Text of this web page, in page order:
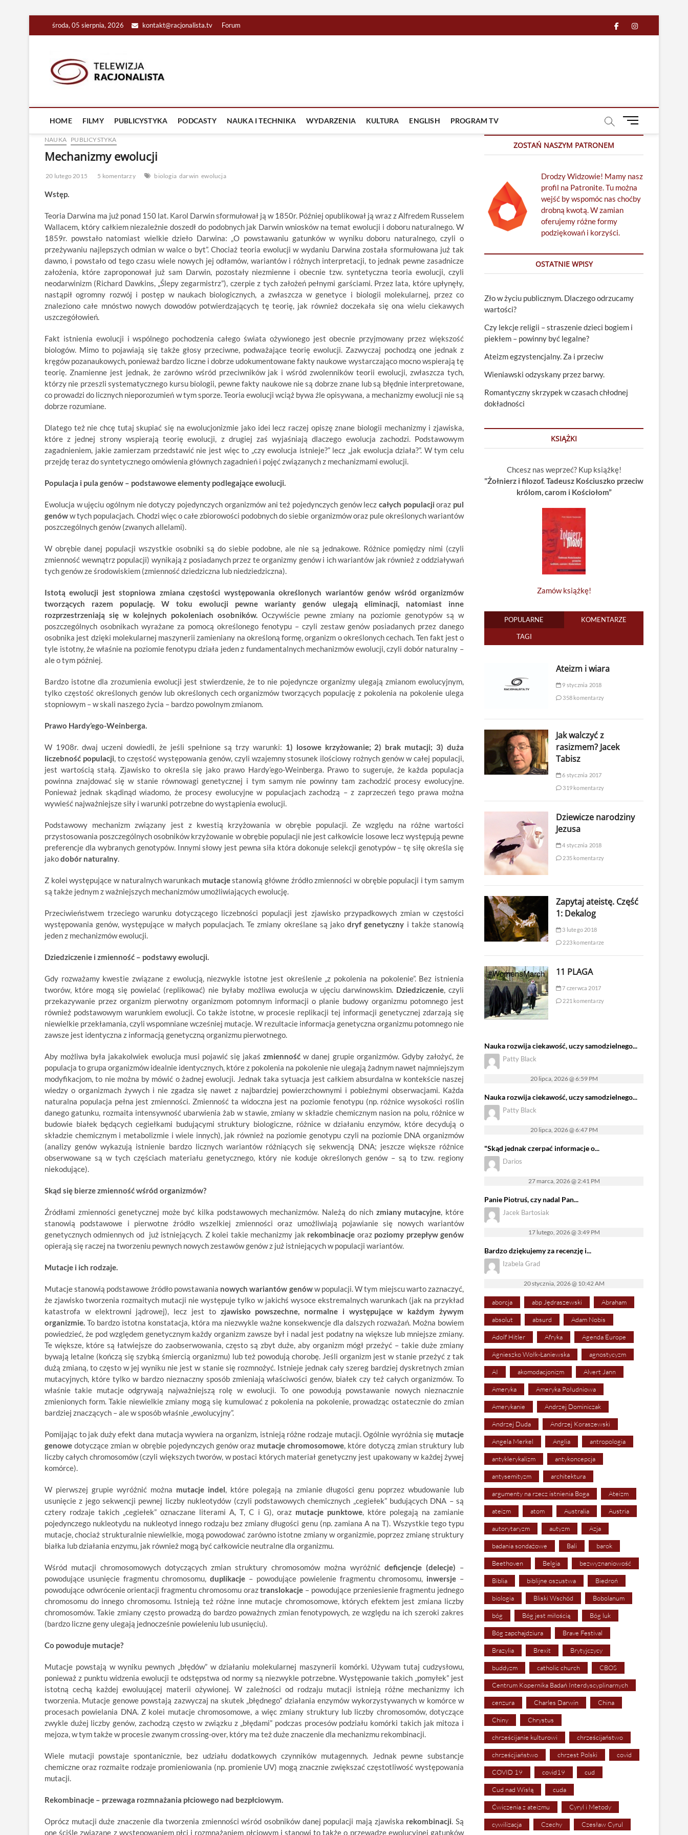
środa, 05 sierpnia, 2026 kontakt@racjonalista.tv Forum facebook
in
HOME FILMY PUBLICYSTYKA PODCASTY NAUKA I TECHNIKA WYDARZENIA KULTURA ENGLISH PROGRAM TV
M
u
u
t
t
NAUKA PUBLICYSTYKA
Mechanizmy ewolucji
20 lutego 2015 5 komentarzy biologia darwin ewolucja
Wstęp.
Teoria Darwina ma już ponad 150 lat. Karol Darwin sformułował ją w 1850r. Później opublikował ją wraz z Alfredem Russelem
Wallacem, który całkiem niezależnie doszedł do podobnych jak Darwin wniosków na temat ewolucji i doboru naturalnego. W
1859r. powstało natomiast wielkie dzieło Darwina: „O powstawaniu gatunków w wyniku doboru naturalnego, czyli o
przeżywaniu najlepszych odmian w walce o byt”. Chociaż teoria ewolucji w wydaniu Darwina została sformułowana już tak
dawno, i powstało od tego czasu wiele nowych jej odłamów, wariantów i różnych interpretacji, to jednak pewne zasadnicze
założenia, które zaproponował już sam Darwin, pozostały niezmienne i obecnie tzw. syntetyczna teoria ewolucji, czyli
neodarwinizm (Richard Dawkins, „Ślepy zegarmistrz”), czerpie z tych założeń pełnymi garściami. Przez lata, które upłynęły,
nastąpił ogromny rozwój i postęp w naukach biologicznych, a zwłaszcza w genetyce i biologii molekularnej, przez co
znaleziono całe mnóstwo nowych dowodów potwierdzających tę teorię, jak również doczekała się ona wielu ciekawych
uszczegółowień.
Fakt istnienia ewolucji i wspólnego pochodzenia całego świata ożywionego jest obecnie przyjmowany przez większość
biologów. Mimo to pojawiają się także głosy przeciwne, podważające teorię ewolucji. Zazwyczaj pochodzą one jednak z
kręgów pozanaukowych, ponieważ bardzo liczne i dobrze udokumentowane fakty naukowe wystarczająco mocno wspierają tę
teorię. Znamienne jest jednak, że zarówno wśród przeciwników jak i wśród zwolenników teorii ewolucji, zwłaszcza tych,
którzy nie przeszli systematycznego kursu biologii, pewne fakty naukowe nie są dobrze znane lub są błędnie interpretowane,
co prowadzi do licznych nieporozumień w tym sporze. Teoria ewolucji wciąż bywa źle opisywana, a mechanizmy ewolucji nie są
dobrze rozumiane.
Dlatego też nie chcę tutaj skupiać się na ewolucjonizmie jako idei lecz raczej opiszę znane biologii mechanizmy i zjawiska,
które z jednej strony wspierają teorię ewolucji, z drugiej zaś wyjaśniają dlaczego ewolucja zachodzi. Podstawowym
zagadnieniem, jakie zamierzam przedstawić nie jest więc to „czy ewolucja istnieje?” lecz „jak ewolucja działa?”. W tym celu
przejdę teraz do syntetycznego omówienia głównych zagadnień i pojęć związanych z mechanizmami ewolucji.
Populacja i pula genów – podstawowe elementy podlegające ewolucji.
Ewolucja w ujęciu ogólnym nie dotyczy pojedynczych organizmów ani też pojedynczych genów lecz całych populacji oraz pul
genóww tych populacjach. Chodzi więc o całe zbiorowości podobnych do siebie organizmów oraz pule określonych wariantów
poszczególnych genów (zwanych allelami).
W obrębie danej populacji wszystkie osobniki są do siebie podobne, ale nie są jednakowe. Różnice pomiędzy nimi (czyli
zmienność wewnątrz populacji) wynikają z posiadanych przez te organizmy genów i ich wariantów jak również z oddziaływań
tych genów ze środowiskiem (zmienność dziedziczna lub niedziedziczna).
Istotą ewolucji jest stopniowa zmiana częstości występowania określonych wariantów genów wśród organizmów
tworzących razem populację. W toku ewolucji pewne warianty genów ulegają eliminacji, natomiast inne
rozprzestrzeniają się w kolejnych pokoleniach osobników. Oczywiście pewne zmiany na poziomie genotypów są w
poszczególnych osobnikach wyrażane za pomocą określonego fenotypu – czyli zestaw genów posiadanych przez danego
osobnika jest dzięki molekularnej maszynerii zamieniany na określoną formę, organizm o określonych cechach. Ten fakt jest o
tyle istotny, że właśnie na poziomie fenotypu działa jeden z fundamentalnych mechanizmów ewolucji, czyli dobór naturalny –
ale o tym później.
Bardzo istotne dla zrozumienia ewolucji jest stwierdzenie, że to nie pojedyncze organizmy ulegają zmianom ewolucyjnym,
tylko częstość określonych genów lub określonych cech organizmów tworzących populację z pokolenia na pokolenie ulega
stopniowym – w skali naszego życia – bardzo powolnym zmianom.
Prawo Hardy’ego-Weinberga.
W 1908r. dwaj uczeni dowiedli, że jeśli spełnione są trzy warunki: 1) losowe krzyżowanie; 2) brak mutacji; 3) duża
liczebność populacji, to częstość występowania genów, czyli wzajemny stosunek ilościowy rożnych genów w całej populacji,
jest wartością stałą. Zjawisko to określa się jako prawo Hardy’ego-Weinberga. Prawo to sugeruje, że każda populacja
powinna znajdować się w stanie równowagi genetycznej i tym samym nie powinny tam zachodzić procesy ewolucyjne.
Ponieważ jednak skądinąd wiadomo, że procesy ewolucyjne w populacjach zachodzą – z zaprzeczeń tego prawa można
wywieść najważniejsze siły i warunki potrzebne do wystąpienia ewolucji.
Podstawowy mechanizm związany jest z kwestią krzyżowania w obrębie populacji. Ze względu na różne wartości
przystosowania poszczególnych osobników krzyżowanie w obrębie populacji nie jest całkowicie losowe lecz występują pewne
preferencje dla wybranych genotypów. Innymi słowy jest pewna siła która dokonuje selekcji genotypów – tę siłę określa się
jakodobór naturalny.
Z kolei występujące w naturalnych warunkach mutacjestanowią główne źródło zmienności w obrębie populacji i tym samym
są także jednym z ważniejszych mechanizmów umożliwiających ewolucję.
Przeciwieństwem trzeciego warunku dotyczącego liczebności populacji jest zjawisko przypadkowych zmian w częstości
występowania genów, występujące w małych populacjach. Te zmiany określane są jakodryf genetyczny i także stanowią
jeden z mechanizmów ewolucji.
Dziedziczenie i zmienność – podstawy ewolucji.
Gdy rozważamy kwestie związane z ewolucją, niezwykle istotne jest określenie „z pokolenia na pokolenie”. Bez istnienia
tworów, które mogą się powielać (replikować) nie byłaby możliwa ewolucja w ujęciu darwinowskim. Dziedziczenie, czyli
przekazywanie przez organizm pierwotny organizmom potomnym informacji o planie budowy organizmu potomnego jest
również podstawowym warunkiem ewolucji. Co także istotne, w procesie replikacji tej informacji genetycznej zdarzają się
niewielkie przekłamania, czyli wspomniane wcześniej mutacje. W rezultacie informacja genetyczna organizmu potomnego nie
zawsze jest identyczna z informacją genetyczną organizmu pierwotnego.
Aby możliwa była jakakolwiek ewolucja musi pojawić się jakaśzmienność w danej grupie organizmów. Gdyby założyć, że
populacja to grupa organizmów idealnie identycznych, które z pokolenia na pokolenie nie ulegają żadnym nawet najmniejszym
modyfikacjom, to nie można by mówić o żadnej ewolucji. Jednak taka sytuacja jest całkiem absurdalna w kontekście naszej
wiedzy o organizmach żywych i nie zgadza się nawet z najbardziej powierzchownymi i pobieżnymi obserwacjami. Każda
naturalna populacja pełna jest zmienności. Zmienność ta widoczna jest na poziomie fenotypu (np. różnice wysokości roślin
danego gatunku, rozmaita intensywność ubarwienia żab w stawie, zmiany w składzie chemicznym nasion na polu, różnice w
budowie białek będących cegiełkami budującymi struktury biologiczne, różnice w działaniu enzymów, które decydują o
składzie chemicznym i metabolizmie i wiele innych), jak również na poziomie genotypu czyli na poziomie DNA organizmów
(analizy genów wykazują istnienie bardzo licznych wariantów różniących się sekwencją DNA; jeszcze większe różnice
obserwowane są w tych częściach materiału genetycznego, który nie koduje określonych genów – są to tzw. regiony
niekodujące).
Skąd się bierze zmienność wśród organizmów?
Źródłami zmienności genetycznej może być kilka podstawowych mechanizmów. Należą do nich zmiany mutacyjne, które
stanowią podstawowe i pierwotne źródło wszelkiej zmienności oraz umożliwiają pojawianie się nowych wariantów
genetycznych odmiennych od już istniejących. Z kolei takie mechanizmy jak rekombinacje oraz poziomy przepływ genów
opierają się raczej na tworzeniu pewnych nowych zestawów genów z już istniejących w populacji wariantów.
Mutacje i ich rodzaje.
Mutacje stanowią podstawowe źródło powstawania nowych wariantów genóww populacji. W tym miejscu warto zaznaczyć,
że zjawisko tworzenia rozmaitych mutacji nie występuje tylko w jakichś wysoce ekstremalnych warunkach (jak na przykład
katastrofa w elektrowni jądrowej), lecz jest to zjawisko powszechne, normalne i występujące w każdym żywym
organizmie. To bardzo istotna konstatacja, która ma niezwykle ważne konsekwencje dla dalszych rozważań. Można bowiem
powiedzieć, że pod względem genetycznym każdy organizm zawsze był i nadal jest podatny na większe lub mniejsze zmiany.
Te większe, które są łatwiejsze do zaobserwowania, często są zbyt duże, aby organizm mógł przeżyć – takie duże zmiany
bywają letalne (kończą się szybką śmiercią organizmu) lub też powodują chorobę. Jeśli organizm jest w stanie przeżyć z tak
dużą zmianą, to często w jej wyniku nie jest w stanie się rozmnożyć. Istnieje jednak cały szereg bardziej dyskretnych zmian
mutacyjnych, które tylko w bardzo nieznaczny sposób zmieniają właściwości genów, białek czy też całych organizmów. To
właśnie takie mutacje odgrywają najważniejszą rolę w ewolucji. To one powodują powstawanie nowych nieznacznie
zmienionych form. Takie niewielkie zmiany mogą się kumulować z pokolenia na pokolenie, prowadząc ostatecznie do zmian
bardziej znaczących – ale w sposób właśnie „ewolucyjny”.
Pomijając to jak duży efekt dana mutacja wywiera na organizm, istnieją różne rodzaje mutacji. Ogólnie wyróżnia się mutacje
genowe dotyczące zmian w obrębie pojedynczych genów oraz mutacje chromosomowe, które dotyczą zmian struktury lub
liczby całych chromosomów (czyli większych tworów, w postaci których materiał genetyczny jest upakowany w każdej żywej
komórce).
W pierwszej grupie wyróżnić można mutacje indel, które polegają na zmianie długości genu poprzez wbudowanie lub
usunięcie z jego sekwencji pewnej liczby nukleotydów (czyli podstawowych chemicznych „cegiełek” budujących DNA – są
cztery rodzaje takich „cegiełek” oznaczane literami A, T, C i G), oraz mutacje punktowe, które polegają na zamianie
pojedynczego nukleotydu na nukleotyd innego rodzaju bez zmiany długości genu (np. zamiana A na T). Wszystkie tego typu
mutacje, chociaż strukturalnie niewielkie, mogą powodować zarówno istotne zmiany w organizmie, poprzez zmianę struktury
białka lub działania enzymu, jak również mogą być całkowicie neutralne dla organizmu.
Wśród mutacji chromosomowych dotyczących zmian struktury chromosomów można wyróżnić deficjencje (delecje) –
powodujące usunięcie fragmentu chromosomu,duplikacje – powodujące powielenie fragmentu chromosomu, inwersje –
powodujące odwrócenie orientacji fragmentu chromosomu oraztranslokacje – powodujące przeniesienie fragmentu jednego
chromosomu do innego chromosomu. Istnieją też różne inne mutacje chromosomowe, których efektem jest zmiana liczby
chromosomów. Takie zmiany często prowadzą do bardzo poważnych zmian fenotypowych, ze względu na ich szeroki zakres
(bardzo liczne geny ulegają jednocześnie powieleniu lub usunięciu).
Co powoduje mutacje?
Mutacje powstają w wyniku pewnych „błędów” w działaniu molekularnej maszynerii komórki. Używam tutaj cudzysłowu,
ponieważ z punktu widzenia ewolucji te odstępstwa od normy są niezwykle potrzebne. Występowanie takich „pomyłek” jest
istotną cechą każdej ewoluującej materii ożywionej. W zależności od rodzaju mutacji istnieją różne mechanizmy ich
tworzenia. Mutacje genowe powstają zazwyczaj na skutek „błędnego” działania enzymów wykorzystywanych w komórce w
procesach powielania DNA. Z kolei mutacje chromosomowe, a więc zmiany struktury lub liczby chromosomów, dotyczące
zwykle dużej liczby genów, zachodzą często w związku z „błędami” podczas procesów podziału komórki takich jak mitoza i
mejoza, w tym także w procesie zwanym crossing-over, który ma też duże znaczenie dla mechanizmu rekombinacji.
Wiele mutacji powstaje spontanicznie, bez udziału dodatkowych czynników mutagennych. Jednak pewne substancje
chemiczne oraz rozmaite rodzaje promieniowania (np. promienie UV) mogą znacznie zwiększać częstotliwość występowania
mutacji.
Rekombinacje – przewaga rozmnażania płciowego nad bezpłciowym.
Oprócz mutacji duże znaczenie dla tworzenia zmienności wśród osobników danej populacji mają zjawiska rekombinacji. Są
one ściśle związane z występowaniem płci i rozmnażaniem płciowym i stanowi to także o przewadze ewolucyjnej gatunków
ZOSTAŃ NASZYM PATRONEM
Drodzy Widzowie! Mamy nasz
profil na Patronite. Tu można
wejść by wspomóc nas choćby
drobną kwotą. W zamian
oferujemy różne formy
podziękowań i korzyści.
OSTATNIE WPISY
Zło w życiu publicznym. Dlaczego odrzucamy
wartości?
Czy lekcje religii – straszenie dzieci bogiem i
piekłem – powinny być legalne?
Ateizm egzystencjalny. Za i przeciw
Wieniawski odzyskany przez barwy.
Romantyczny skrzypek w czasach chłodnej
dokładności
KSIĄŻKI
Chcesz nas weprzeć? Kup książkę!
"Żołnierz i filozof. Tadeusz Kościuszko przeciw
królom, carom i Kościołom”
Zamów książkę!
POPULARNE KOMENTARZE
TAGI
Ateizm i wiara
9 stycznia 2018
358 komentarzy
Jak walczyć z
rasizmem? Jacek
Tabisz
6 stycznia 2017
319 komentarzy
Dziewicze narodziny
Jezusa
4 stycznia 2018
235 komentarzy
Zapytaj ateistę. Część
1: Dekalog
3 lutego 2018
223 komentarze
11 PLAGA
7 czerwca 2017
221 komentarzy
Nauka rozwija ciekawość, uczy samodzielnego...
Patty Black
20 lipca, 2026 @ 6:59 PM
Nauka rozwija ciekawość, uczy samodzielnego...
Patty Black
20 lipca, 2026 @ 6:47 PM
"Skąd jednak czerpać informacje o...
Darios
27 marca, 2026 @ 2:41 PM
Panie Piotruś, czy nadal Pan...
Jacek Bartosiak
17 lutego, 2026 @ 3:49 PM
Bardzo dziękujemy za recenzję i...
Izabela Grad
20 stycznia, 2026 @ 10:42 AM
aborcja abp Jędraszewski Abraham
absolut absurd Adam Nobis
Adolf Hitler Afryka Agenda Europe
Agnieszko Wołk-Łaniewska agnostycyzm
AI akomodacjonizm Alvert Jann
Ameryka Ameryka Południowa
Amerykanie Andrzej Dominiczak
Andrzej Duda Andrzej Koraszewski
Angela Merkel Anglia antropologia
antyklerykalizm antykoncepcja
antysemityzm architektura
argumenty na rzecz istnienia Boga Ateizm
ateizm atom Australia Austria
autorytaryzm autyzm Azja
badania sondażowe Bali barok
Beethoven Belgia bezwyznaniowość
Biblia biblijne oszustwa Biedroń
biologia Bliski Wschód Bobolanum
bóg Bóg jest miłością Bóg luk
Bóg zapchajdziura Brave Festival
Brazylia Brexit Brytyjczycy
buddyzm catholic church CBOS
Centrum Kopernika Badań Interdyscyplinarnych
cenzura Charles Darwin China
Chiny Chrystus
chrześcijanie kulturowi chrześcijaństwo
chrześcjiaństwo chrzest Polski covid
COVID 19 covid19 cud
Cud nad Wisłą cuda
Ćwiczenia z ateizmu Cyryl i Metody
cywilizacja Czechy Czesław Cyrul